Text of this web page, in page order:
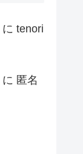
に tenori
に 匿名